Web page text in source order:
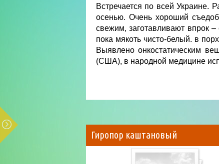
Встречается по всей Украине.
осенью. Очень хороший
свежим, заготавливают впрок
пока мякоть чисто-белый. в
Выявлено онкостатическим
(США), в народной медицине
Гиропор каштановый